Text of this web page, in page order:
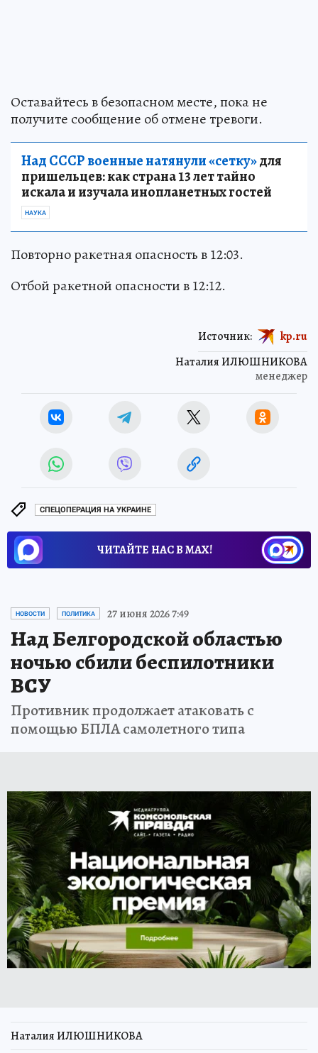
Оставайтесь в безопасном месте, пока не
получите сообщение об отмене тревоги.
Над СССР военные натянули «сетку»для
пришельцев: как страна 13 лет тайно
искала и изучала инопланетных гостей
НАУКА
Повторно ракетная опасность в 12:03.
Отбой ракетной опасности в 12:12.
Наталия ИЛЮШНИКОВА
менеджер
Источник: kp.ru
СПЕЦОПЕРАЦИЯ НА УКРАИНЕ
ЧИТАЙТЕ НАС В МАХ!
НОВОСТИ ПОЛИТИКА 27 июня 2026 7:49
Над Белгородской областью
ночью сбили беспилотники
ВСУ
Противник продолжает атаковать с
помощью БПЛА самолетного типа
Наталия ИЛЮШНИКОВА